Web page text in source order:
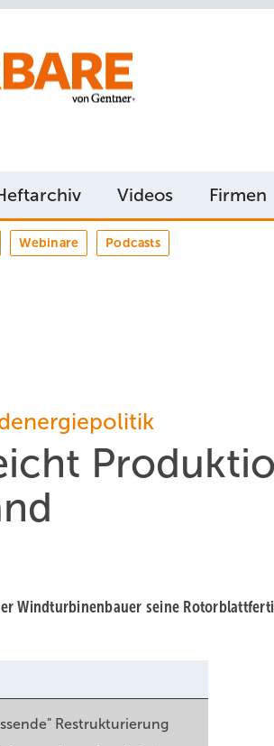
Videos Firmen
Webinare Podcasts
Windturbinenbauer seine
Restrukturierung